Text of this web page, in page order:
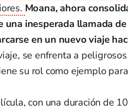
Moana, ahora
una inesperada llamada
en un nuevo viaje
se enfrenta a
su rol como ejemplo
con una duración de